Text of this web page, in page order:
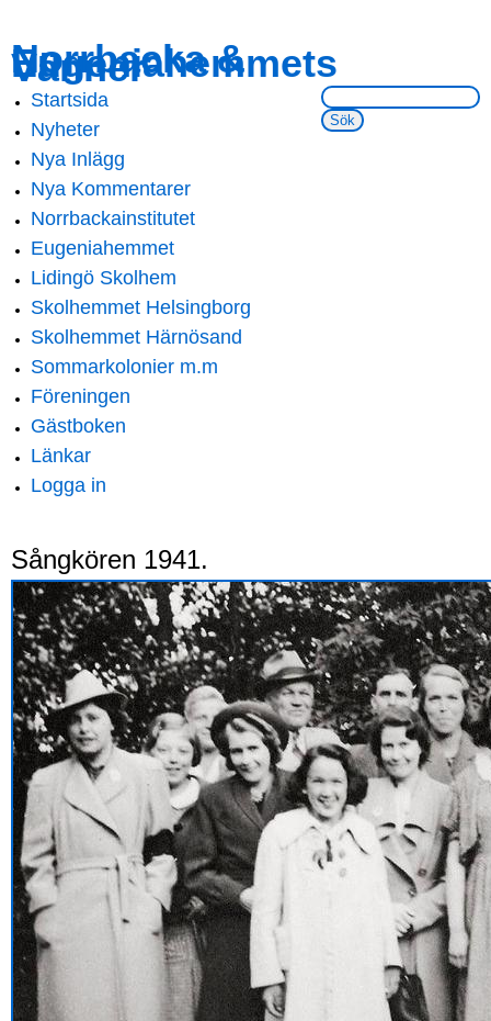
main
content
navigation
Norrbacka &
Eugeniahemmets
Vänner
Sök på webbsidan:
Main menu
Startsida
Nyheter
Nya Inlägg
Nya Kommentarer
Norrbackainstitutet
Eugeniahemmet
Lidingö Skolhem
Skolhemmet Helsingborg
Skolhemmet Härnösand
Sommarkolonier m.m
Föreningen
Gästboken
Länkar
Logga in
Sångkören 1941.